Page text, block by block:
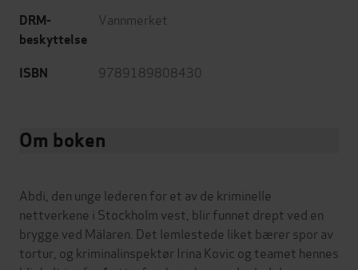
DRM-
beskyttelse
Vannmerket
ISBN 9789189808430
Om boken
Abdi, den unge lederen for et av de kriminelle
nettverkene i Stockholm vest, blir funnet drept ved en
brygge ved Mälaren. Det lemlestede liket bærer spor av
tortur, og kriminalinspektør Irina Kovic og teamet hennes